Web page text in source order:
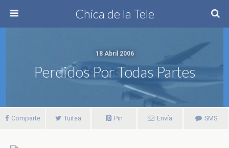
Chica de la Tele
18 Abril 2006
Perdidos Por Todas Partes
Comparte Tuitea Pin Envía SMS